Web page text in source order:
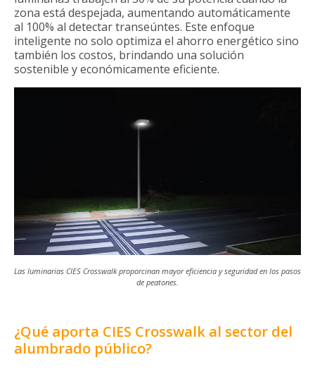
zona está despejada, aumentando automáticamente
al 100% al detectar transeúntes. Este enfoque
inteligente no solo optimiza el ahorro energético sino
también los costos, brindando una solución
sostenible y económicamente eficiente.
Las luminarias CIES Crosswalk proporcinan mayor eficiencia y seguridad en los pasos
de peatones.
¿Qué aporta CIES Crosswalk al sector del
alumbrado público?